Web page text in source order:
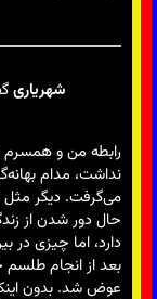
شهریاری
رابطه من و همسرم
نداشت، مدام
می‌گرفت. دیگر مثل
حال دور شدن از
دارد، اما چیزی در
بعد از انجام
عوض شد. بدون